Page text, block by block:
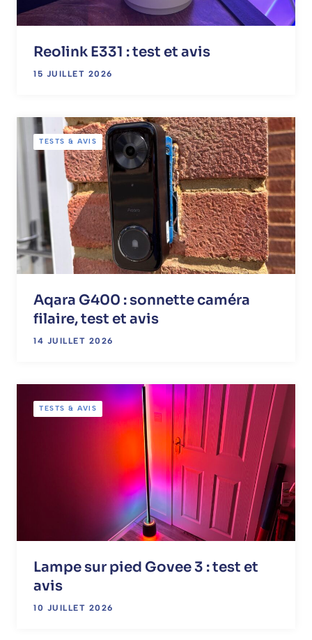
Reolink E331 : test et avis
15 JUILLET 2026
TESTS & AVIS
Aqara G400 : sonnette caméra
filaire, test et avis
14 JUILLET 2026
TESTS & AVIS
Lampe sur pied Govee 3 : test et
avis
10 JUILLET 2026